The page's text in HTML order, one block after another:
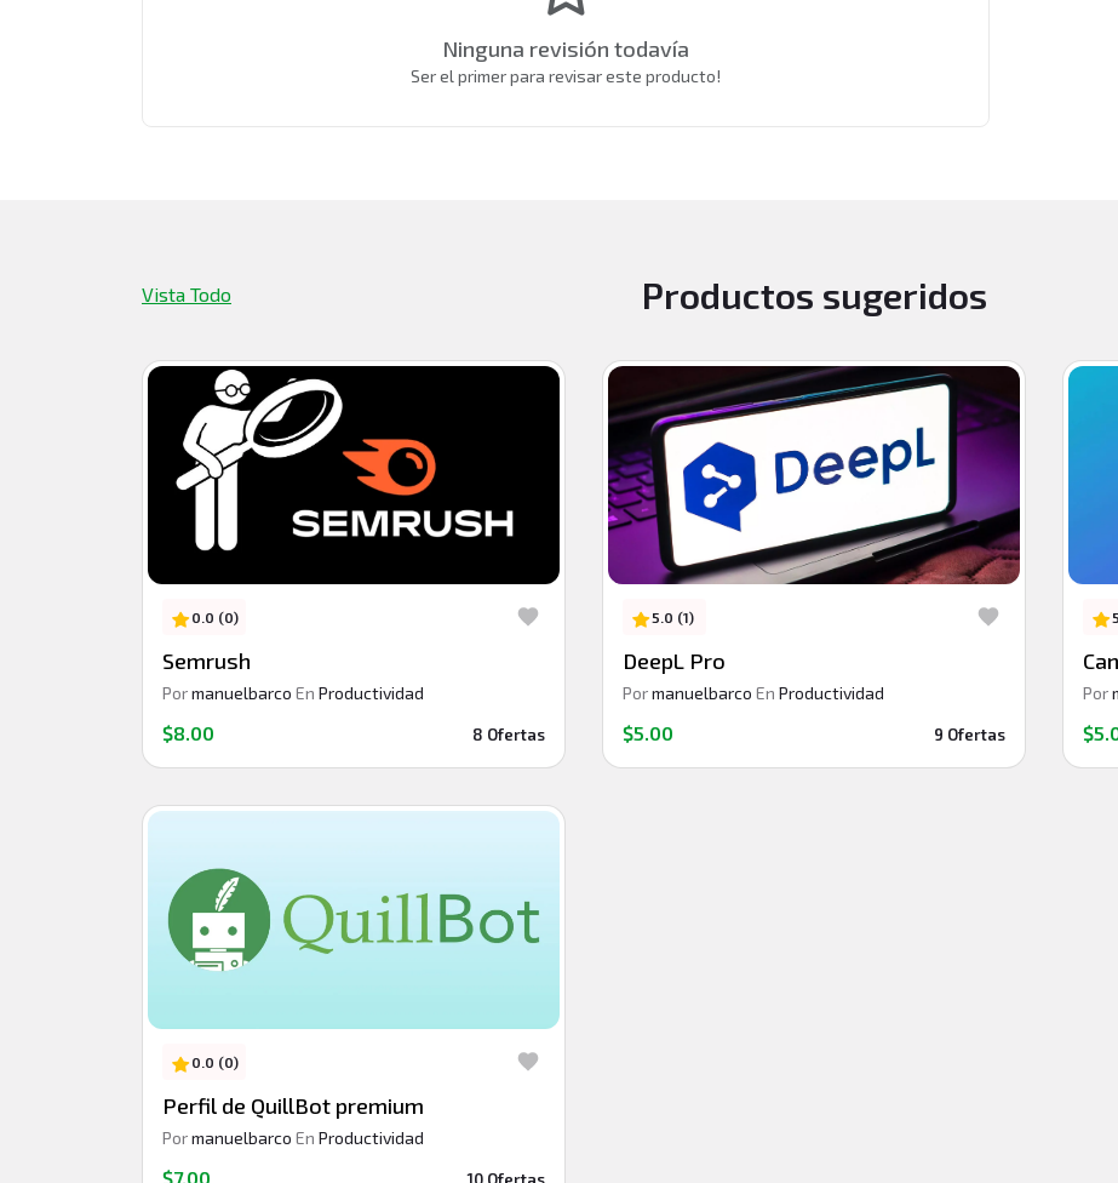
Ninguna revisión todavía
Ser el primer para revisar este producto!
Productos sugeridos
Vista Todo
0.0 (0)
Semrush
Pormanuelbarco En Productividad
$8.00 8 Ofertas
5.0 (1)
DeepL Pro
Pormanuelbarco En Productividad
$5.00 9 Ofertas
Por
0.0 (0)
Perfil de QuillBot premium
Pormanuelbarco En Productividad
$7.00